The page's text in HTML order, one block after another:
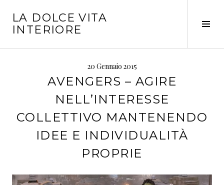
contenuto
LA DOLCE VITA
INTERIORE
20 Gennaio 2015
AVENGERS – AGIRE
NELL’INTERESSE
COLLETTIVO MANTENENDO
IDEE E INDIVIDUALITÀ
PROPRIE